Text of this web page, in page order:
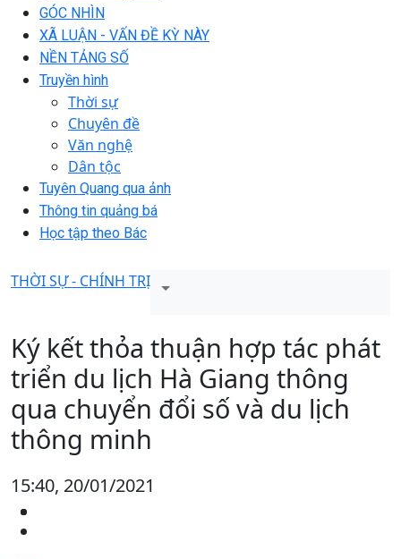
GÓC NHÌN
XÃ LUẬN - VẤN ĐỀ KỲ NÀY
NỀN TẢNG SỐ
Truyền hình
Thời sự
Chuyên đề
Văn nghệ
Dân tộc
Tuyên Quang qua ảnh
Thông tin quảng bá
Học tập theo Bác
THỜI SỰ - CHÍNH TRỊ
Ký kết thỏa thuận hợp tác phát
triển du lịch Hà Giang thông
qua chuyển đổi số và du lịch
thông minh
15:40, 20/01/2021